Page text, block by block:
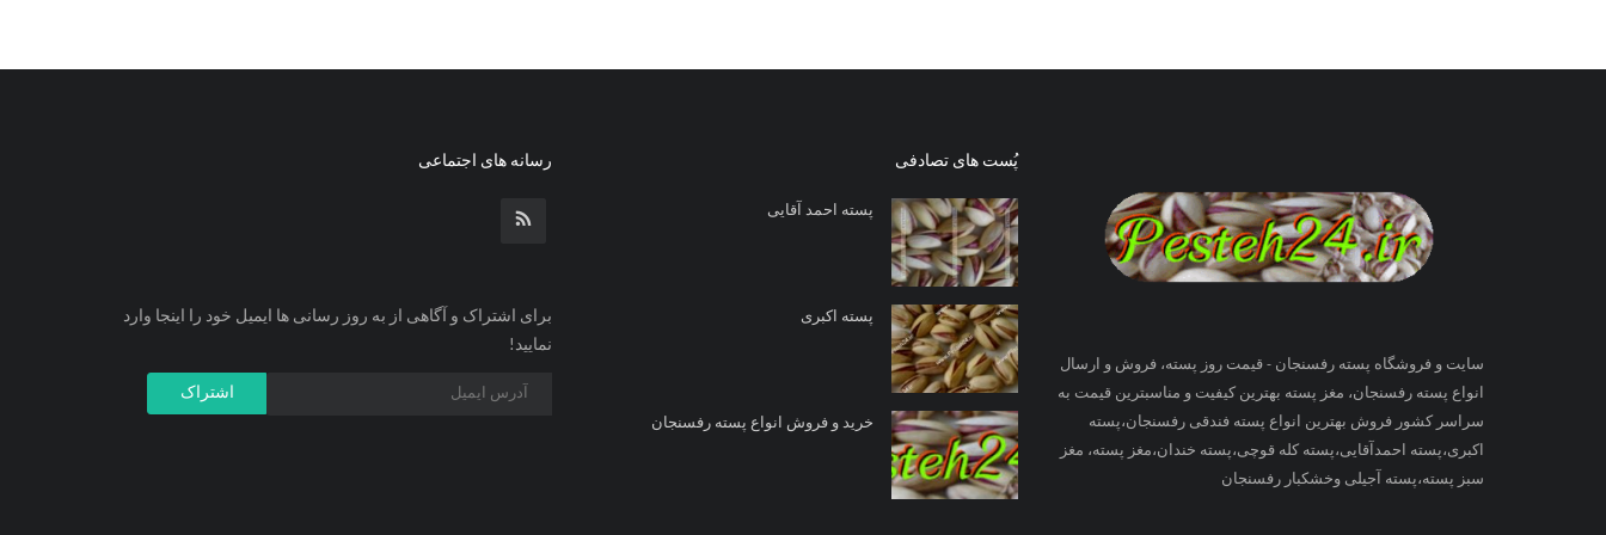
سایت و فروشگاه پسته رفسنجان - قیمت روز پسته، فروش و ارسال
انواع پسته رفسنجان، مغز پسته بهترین کیفیت و مناسبترین قیمت به
سراسر کشور فروش بهترین انواع پسته فندقی رفسنجان،پسته
اکبری،پسته احمدآقایی،پسته کله قوچی،پسته خندان،مغز پسته، مغز
سبز پسته،پسته آجیلی وخشکبار رفسنجان
پُست های تصادفی
پسته احمد آقایی
پسته اکبری
خرید و فروش انواع پسته رفسنجان
رسانه های اجتماعی
برای اشتراک و آگاهی از به روز رسانی ها ایمیل خود را اینجا وارد
نمایید!
اشتراک